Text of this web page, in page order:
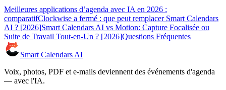
Meilleures applications d’agenda avec IA en 2026 :
comparatifClockwise a fermé : que peut remplacer Smart Calendars
AI ? [2026]Smart Calendars AI vs Motion: Capture Focalisée ou
Suite de Travail Tout-en-Un ? [2026]Questions Fréquentes
Smart Calendars AI
Voix, photos, PDF et e-mails deviennent des événements d'agenda
— avec l'IA.